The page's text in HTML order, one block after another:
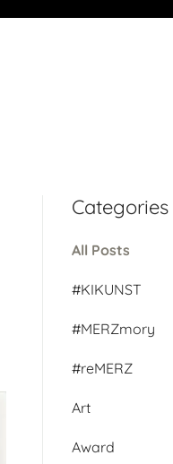
Categories
All Posts
#KIKUNST
#MERZmory
#reMERZ
Art
Award